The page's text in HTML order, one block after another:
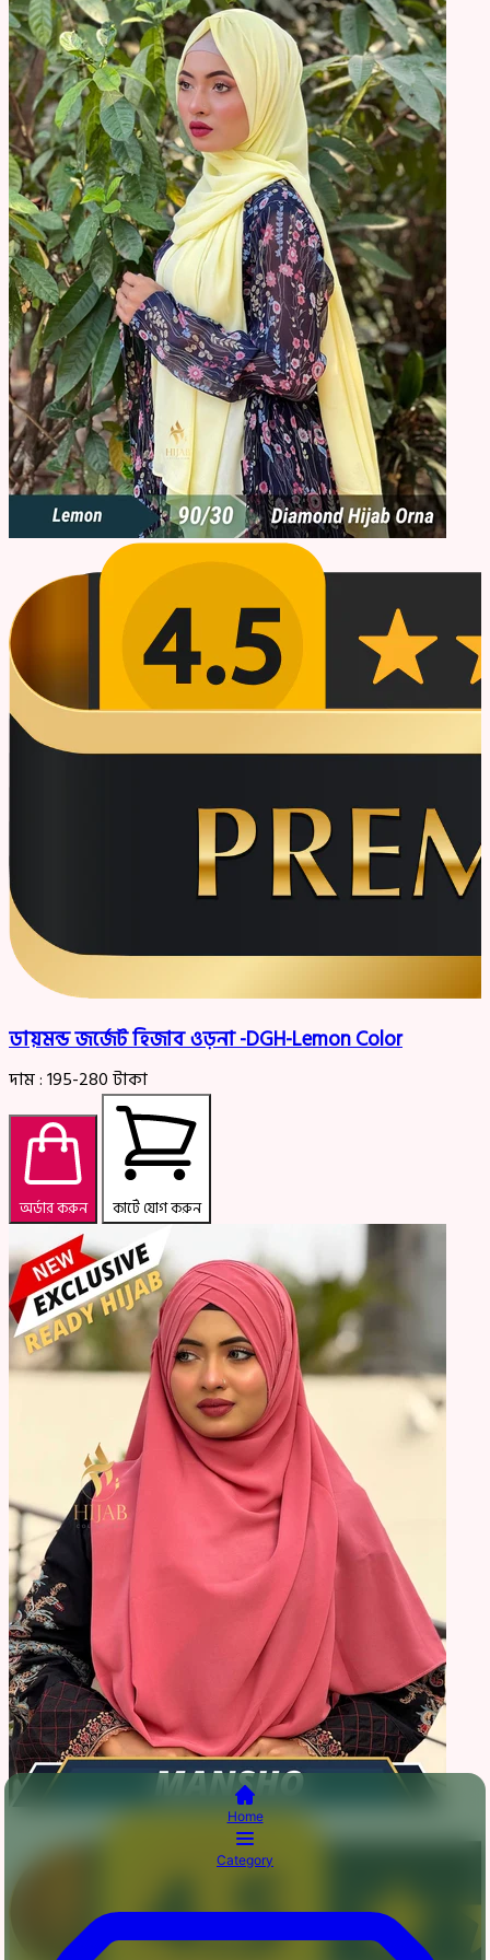
ডায়মন্ড জর্জেট হিজাব ওড়না -DGH-Lemon Color
দাম :195-280টাকা
অর্ডার করুন কার্টে যোগ করুন
Home
Category